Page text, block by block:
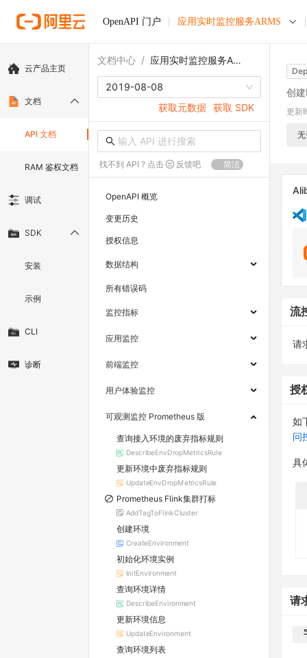
OpenAPI 门户 应用实时监控服务ARMS
云产品主页
文档
API 文档
RAM 鉴权文档
调试
SDK
安装
示例
CLI
诊断
文档中心 / 应用实时监控服务ARMS
2019-08-08
获取元数据 获取 SDK
找不到 API ? 点击 反馈吧 简洁
OpenAPI 概览
变更历史
授权信息
数据结构
所有错误码
监控指标
应用监控
前端监控
用户体验监控
可观测监控 Prometheus 版
查询接入环境的废弃指标规则
DescribeEnvDropMetricsRule
更新环境中废弃指标规则
UpdateEnvDropMetricsRule
Prometheus Flink集群打标
AddTagToFlinkCluster
创建环境
CreateEnvironment
初始化环境实例
InitEnvironment
查询环境详情
DescribeEnvironment
更新环境信息
UpdateEnvironment
查询环境列表
创
更新
流
请
授
如
问
具
请